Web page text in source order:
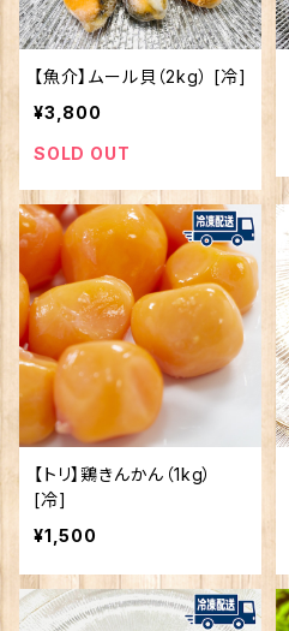
【魚介】ムール貝（2kg） [冷]
¥3,800
SOLD OUT
【トリ】鶏きんかん（1kg）
[冷]
¥1,500